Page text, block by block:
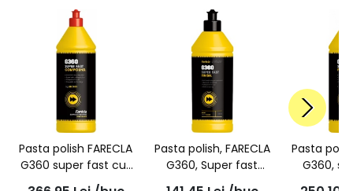
Pasta polish FARECLA
G360 super fast cut
1L, SFC101
Pasta polish, FARECLA
G360, Super fast
finish, 500g, SFF501
Pasta
G360,